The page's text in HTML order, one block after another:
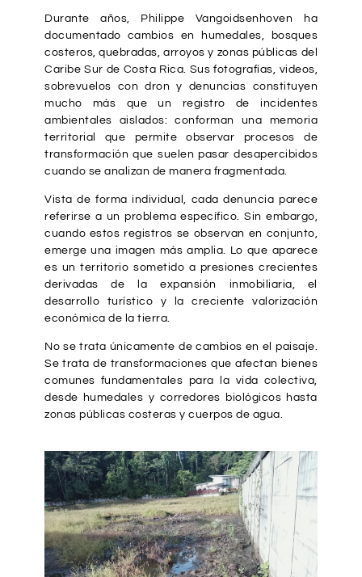
Durante años, Philippe Vangoidsenhoven ha
documentado cambios en humedales, bosques
costeros, quebradas, arroyos y zonas públicas del
Caribe Sur de Costa Rica. Sus fotografías, videos,
sobrevuelos con dron y denuncias constituyen
mucho más que un registro de incidentes
ambientales aislados: conforman una memoria
territorial que permite observar procesos de
transformación que suelen pasar desapercibidos
cuando se analizan de manera fragmentada.
Vista de forma individual, cada denuncia parece
referirse a un problema específico. Sin embargo,
cuando estos registros se observan en conjunto,
emerge una imagen más amplia. Lo que aparece
es un territorio sometido a presiones crecientes
derivadas de la expansión inmobiliaria, el
desarrollo turístico y la creciente valorización
económica de la tierra.
No se trata únicamente de cambios en el paisaje.
Se trata de transformaciones que afectan bienes
comunes fundamentales para la vida colectiva,
desde humedales y corredores biológicos hasta
zonas públicas costeras y cuerpos de agua.